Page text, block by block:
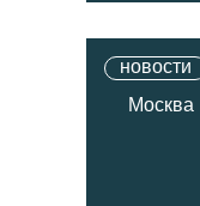
новости
Москва